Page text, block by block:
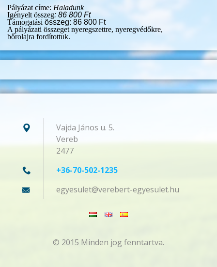
Pályázat címe: Haladunk
Igényelt összeg: 86 800 Ft
Támogatási összeg: 86 800 Ft
A pályázati összeget nyeregszettre, nyeregvédőkre,
bőrolajra fordítottuk.
Vajda János u. 5.
Vereb
2477
+36-70-502-1235
egyesulet@verebert-egyesulet.hu
© 2015 Minden jog fenntartva.